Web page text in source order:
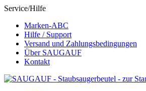
Service/Hilfe
Marken-ABC
Hilfe / Support
Versand und Zahlungsbedingungen
Über SAUGAUF
Kontakt